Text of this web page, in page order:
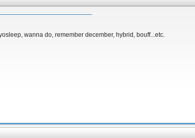
wanna do, remember december, hybrid, bouff...etc.